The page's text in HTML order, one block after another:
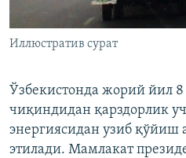
Иллюстратив сурат
Ўзбекистонда жорий йил
чиқиндидан қарздорлик
энергиясидан узиб
этилади. Мамлакат